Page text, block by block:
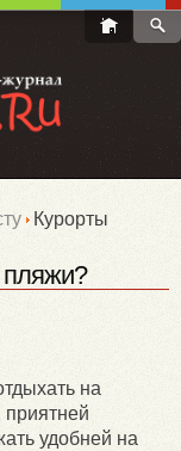
Курорты
пляжи?
на
приятней
удобней на